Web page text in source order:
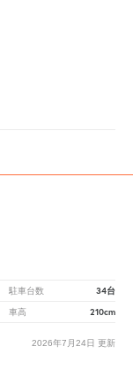
駐車台数 34台
車高 210cm
2026年7月24日 更新